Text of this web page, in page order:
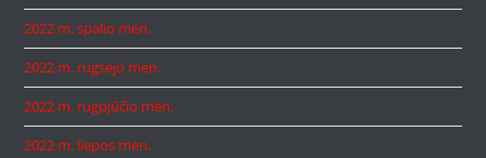
2022 m. spalio mėn.
2022 m. rugsėjo mėn.
2022 m. rugpjūčio mėn.
2022 m. liepos mėn.